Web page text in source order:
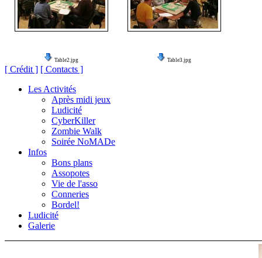
Table2.jpg Table3.jpg
[ Crédit ] [ Contacts ]
Les Activités
Après midi jeux
Ludicité
CyberKiller
Zombie Walk
Soirée NoMADe
Infos
Bons plans
Assopotes
Vie de l'asso
Conneries
Bordel!
Ludicité
Galerie